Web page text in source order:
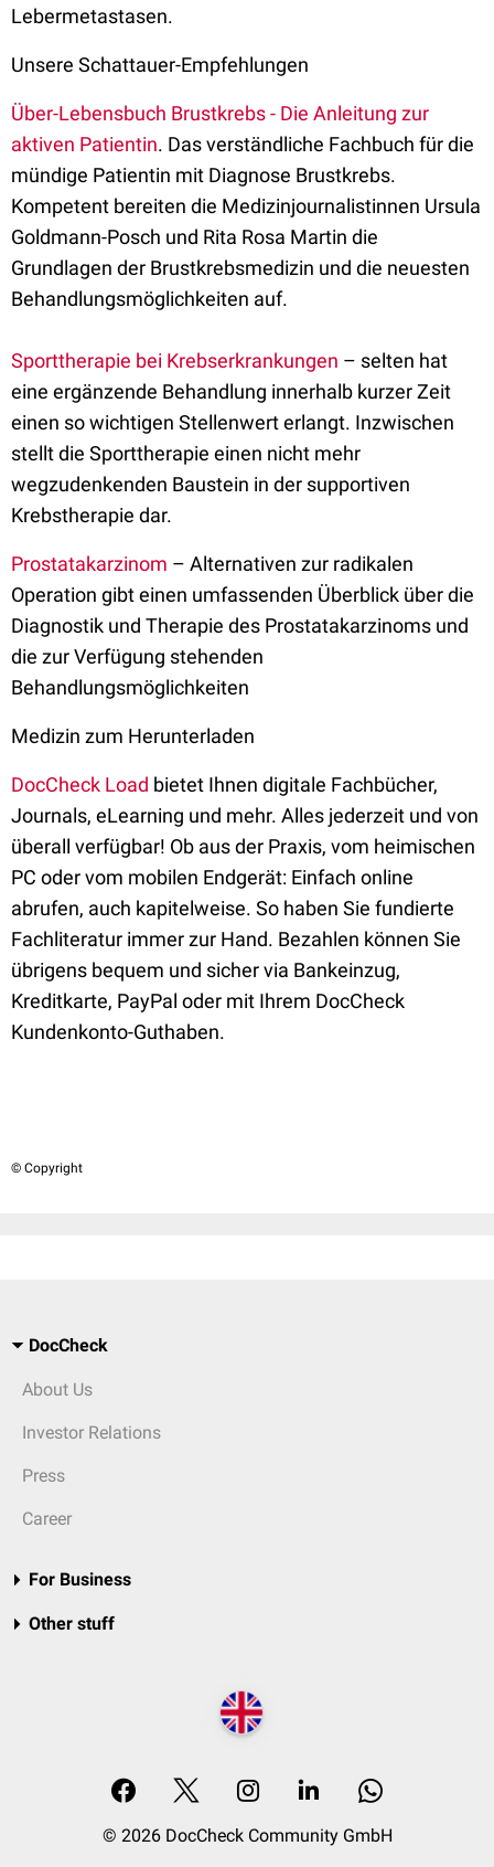
Lebermetastasen.
Unsere Schattauer-Empfehlungen
Über-Lebensbuch Brustkrebs - Die Anleitung zur
aktiven Patientin. Das verständliche Fachbuch für die
mündige Patientin mit Diagnose Brustkrebs.
Kompetent bereiten die Medizinjournalistinnen Ursula
Goldmann-Posch und Rita Rosa Martin die
Grundlagen der Brustkrebsmedizin und die neuesten
Behandlungsmöglichkeiten auf.
Sporttherapie bei Krebserkrankungen – selten hat
eine ergänzende Behandlung innerhalb kurzer Zeit
einen so wichtigen Stellenwert erlangt. Inzwischen
stellt die Sporttherapie einen nicht mehr
wegzudenkenden Baustein in der supportiven
Krebstherapie dar.
Prostatakarzinom – Alternativen zur radikalen
Operation gibt einen umfassenden Überblick über die
Diagnostik und Therapie des Prostatakarzinoms und
die zur Verfügung stehenden
Behandlungsmöglichkeiten
Medizin zum Herunterladen
DocCheck Load bietet Ihnen digitale Fachbücher,
Journals, eLearning und mehr. Alles jederzeit und von
überall verfügbar! Ob aus der Praxis, vom heimischen
PC oder vom mobilen Endgerät: Einfach online
abrufen, auch kapitelweise. So haben Sie fundierte
Fachliteratur immer zur Hand. Bezahlen können Sie
übrigens bequem und sicher via Bankeinzug,
Kreditkarte, PayPal oder mit Ihrem DocCheck
Kundenkonto-Guthaben.
© Copyright
DocCheck
About Us
Investor Relations
Press
Career
For Business
Other stuff
© 2026 DocCheck Community GmbH